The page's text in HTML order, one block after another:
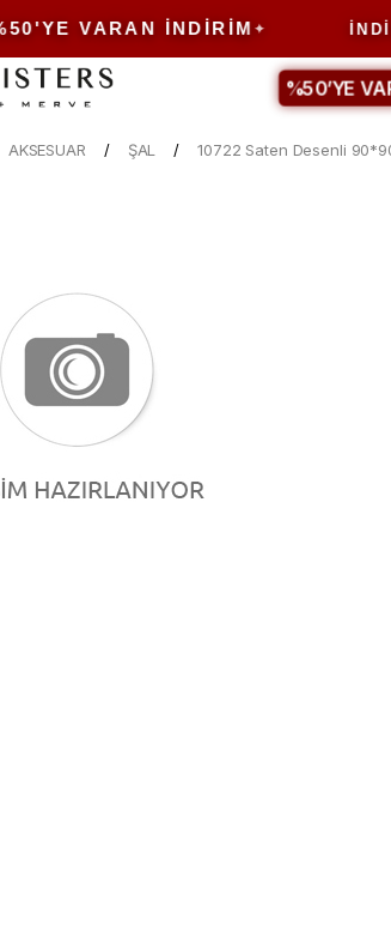
VARAN İNDIRIM
%50’YE
AKSESUAR ŞAL 10722 Saten Desenli